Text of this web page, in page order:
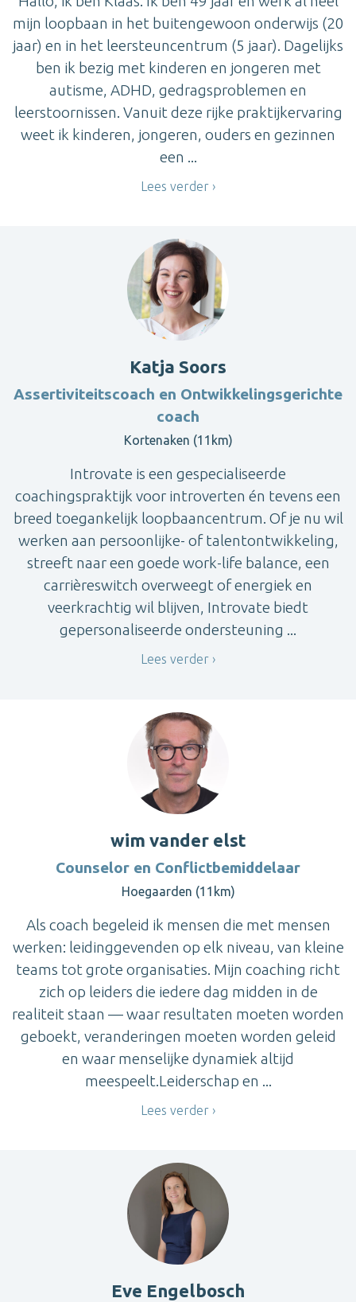
mijn loopbaan in het buitengewoon onderwijs (20
jaar) en in het leersteuncentrum (5 jaar). Dagelijks
ben ik bezig met kinderen en jongeren met
autisme, ADHD, gedragsproblemen en
leerstoornissen. Vanuit deze rijke praktijkervaring
weet ik kinderen, jongeren, ouders en gezinnen
een ...
Lees verder
Katja Soors
Assertiviteitscoach en Ontwikkelingsgerichte
coach
Kortenaken (11km)
Introvate is een gespecialiseerde
coachingspraktijk voor introverten én tevens een
breed toegankelijk loopbaancentrum. Of je nu wil
werken aan persoonlijke- of talentontwikkeling,
streeft naar een goede work-life balance, een
carrièreswitch overweegt of energiek en
veerkrachtig wil blijven, Introvate biedt
gepersonaliseerde ondersteuning ...
Lees verder
wim vander elst
Counselor en Conflictbemiddelaar
Hoegaarden (11km)
Als coach begeleid ik mensen die met mensen
werken: leidinggevenden op elk niveau, van kleine
teams tot grote organisaties. Mijn coaching richt
zich op leiders die iedere dag midden in de
realiteit staan — waar resultaten moeten worden
geboekt, veranderingen moeten worden geleid
en waar menselijke dynamiek altijd
meespeelt.Leiderschap en ...
Lees verder
Eve Engelbosch